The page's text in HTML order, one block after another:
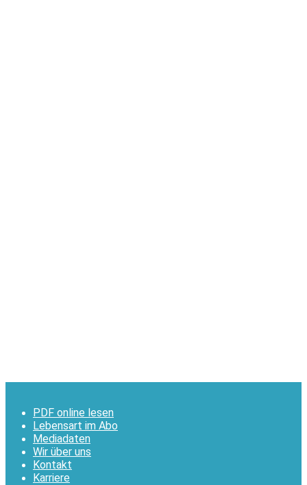
PDF online lesen
Lebensart im Abo
Mediadaten
Wir über uns
Kontakt
Karriere